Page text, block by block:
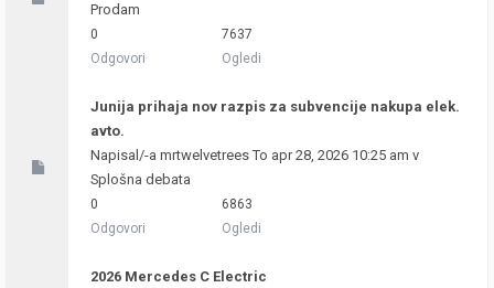
Prodam
0
Odgovori
7637
Ogledi
Junija prihaja nov razpis za subvencije nakupa elek.
avto.
Napisal/-a mrtwelvetreesTo apr 28, 2026 10:25 am v
Splošna debata
0
Odgovori
6863
Ogledi
2026 Mercedes C Electric